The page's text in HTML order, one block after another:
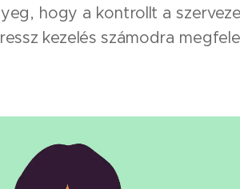
hogy a kontrollt a
kezelés számodra